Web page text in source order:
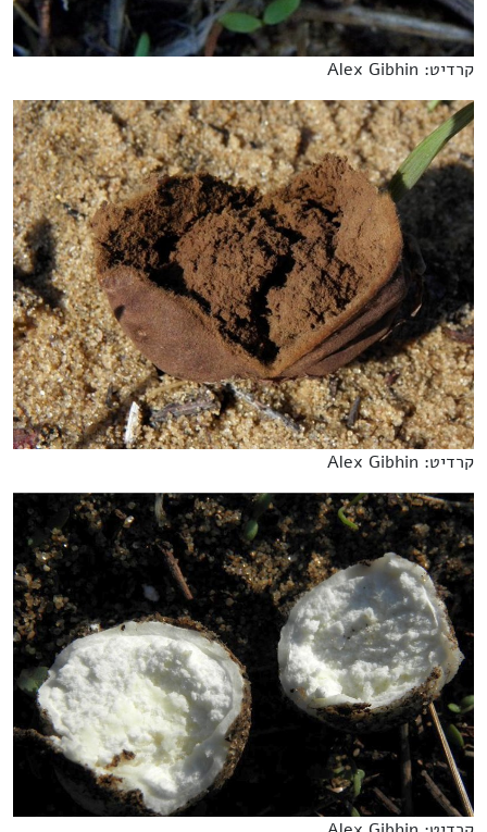
קרדיט: Alex Gibhin
קרדיט: Alex Gibhin